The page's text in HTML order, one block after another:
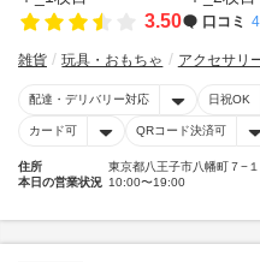
3.50 口コミ
雑貨 玩具・おもちゃ アクセサリ
配達・デリバリー対応 日祝OK
カード可 QRコード決済可
住所
東京都八王子市八幡町７−１
本日の営業状況 10:00〜19:00